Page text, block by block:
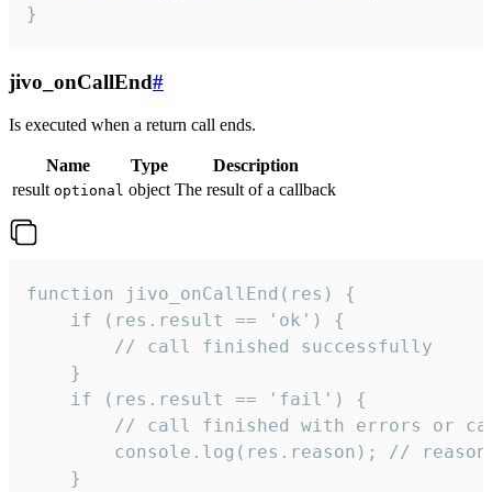
}
jivo_onCallEnd#
Is executed when a return call ends.
Name Type
Description
result optional object The result of a callback
function jivo_onCallEnd(res) {
    if (res.result == 'ok') {
        // call finished successfully
    }
    if (res.result == 'fail') {
// call finished with errors or
console.log(res.reason); //
    }